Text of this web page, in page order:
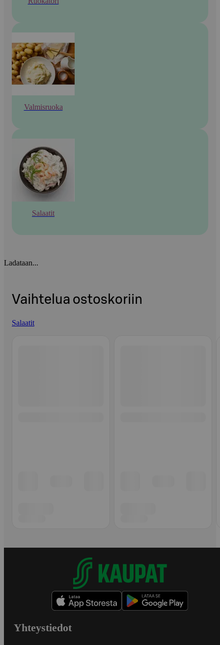
Valmisruoka
Salaatit
Ladataan...
Vaihtelua ostoskoriin
Salaatit
Yhteystiedot